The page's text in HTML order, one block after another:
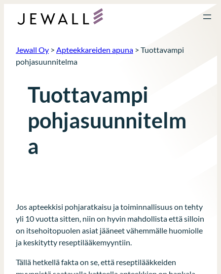
sisältöön
Jewall Oy > Apteekkareiden apuna > Tuottavampi
pohjasuunnitelma
Tuottavampi
pohjasuunnitelm
a
Jos apteekkisi pohjaratkaisu ja toiminnallisuus on tehty
yli 10 vuotta sitten, niin on hyvin mahdollista että silloin
on itsehoitopuolen asiat jääneet vähemmälle huomiolle
ja keskitytty reseptilääkemyyntiin.
Tällä hetkellä fakta on se, että reseptilääkkeiden